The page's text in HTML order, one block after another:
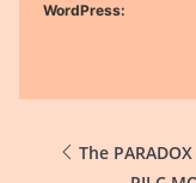
WordPress:
The